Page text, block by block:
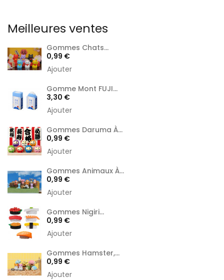
Meilleures ventes
Gommes Chats...
Prix
0,99 €
Ajouter
Gomme Mont FUJI...
Prix
3,30 €
Ajouter
Gommes Daruma À...
Prix
0,99 €
Ajouter
Gommes Animaux À...
Prix
0,99 €
Ajouter
Gommes Nigiri...
Prix
0,99 €
Ajouter
Gommes Hamster,...
Prix
0,99 €
Ajouter